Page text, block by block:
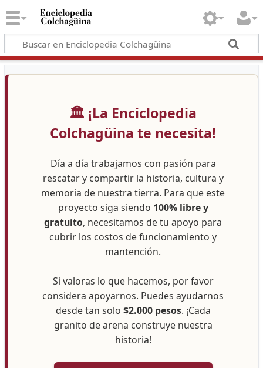
🏛️ ¡La Enciclopedia
Colchagüina te necesita!
Día a día trabajamos con pasión para
rescatar y compartir la historia, cultura y
memoria de nuestra tierra. Para que este
proyecto siga siendo 100% libre y
gratuito, necesitamos de tu apoyo para
cubrir los costos de funcionamiento y
mantención.
Si valoras lo que hacemos, por favor
considera apoyarnos. Puedes ayudarnos
desde tan solo $2.000 pesos. ¡Cada
granito de arena construye nuestra
historia!